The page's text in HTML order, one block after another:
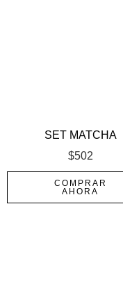
SET MATCHA
$502
COMPRAR
AHORA